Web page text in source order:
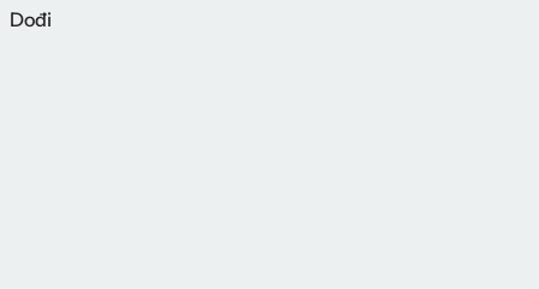
Dođi